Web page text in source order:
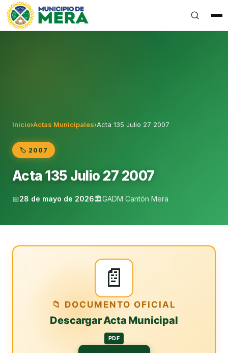
Gobierno Autónomo Descentralizado Municipal del
Inicio›Actas Municipales›Acta 135 Julio 27 2007
🏷️ 2007
Acta 135 Julio 27 2007
📅28 de mayo de 2026🏛️GADM Cantón Mera
📄
📁 DOCUMENTO OFICIAL
Descargar Acta Municipal
PDF